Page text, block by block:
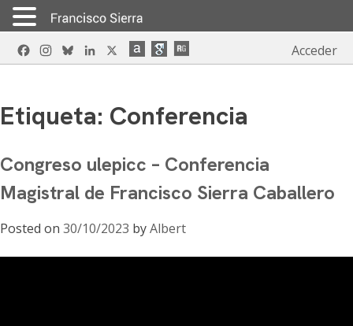
Skip
to
FacebookInstagram
BlueskyLinkedIn Acceder
Etiqueta: Conferencia
Congreso ulepicc – Conferencia
Magistral de Francisco Sierra Caballero
Posted on 30/10/2023 byAlbert